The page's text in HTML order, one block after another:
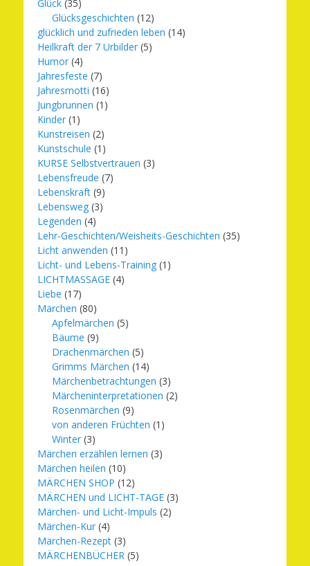
Glück (35)
Glücksgeschichten (12)
glücklich und zufrieden leben (14)
Heilkraft der 7 Urbilder (5)
Humor (4)
Jahresfeste (7)
Jahresmotti (16)
Jungbrunnen (1)
Kinder (1)
Kunstreisen (2)
Kunstschule (1)
KURSE Selbstvertrauen (3)
Lebensfreude (7)
Lebenskraft (9)
Lebensweg (3)
Legenden (4)
Lehr-Geschichten/Weisheits-Geschichten (35)
Licht anwenden (11)
Licht- und Lebens-Training (1)
LICHTMASSAGE (4)
Liebe (17)
Märchen (80)
Apfelmärchen (5)
Bäume (9)
Drachenmärchen (5)
Grimms Märchen (14)
Märchenbetrachtungen (3)
Märcheninterpretationen (2)
Rosenmärchen (9)
von anderen Früchten (1)
Winter (3)
Märchen erzählen lernen (3)
Märchen heilen (10)
MÄRCHEN SHOP (12)
MÄRCHEN und LICHT-TAGE (3)
Märchen- und Licht-Impuls (2)
Märchen-Kur (4)
Märchen-Rezept (3)
MÄRCHENBÜCHER (5)